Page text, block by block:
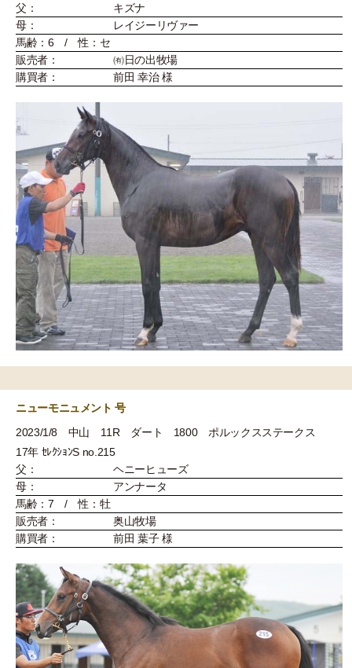
父：
キズナ
母：
レイジーリヴァー
馬齢：6 / 性：セ
販売者：
㈲日の出牧場
購買者：
前田 幸治 様
ニューモニュメント 号
2023/1/8 中山 11R ダート 1800 ポルックスステークス
17年 ｾﾚｸｼｮﾝS no.215
父：
ヘニーヒューズ
母：
アンナータ
馬齢：7 / 性：牡
販売者：
奥山牧場
購買者：
前田 葉子 様